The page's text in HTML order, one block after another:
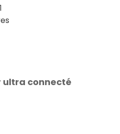
ultra connecté